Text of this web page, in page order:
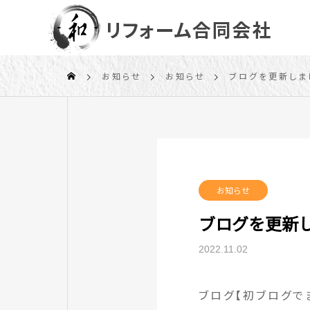
お知らせ お知らせ ブログを更新しま
お知らせ
ブログを更新
2022.11.02
ブログ【初ブログ